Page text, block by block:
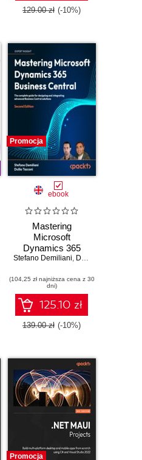
your business
129.00 zł (-10%)
Promocja
ebook
Mastering
Microsoft
Dynamics 365
Business Central.
guide for designing
and integrating
advanced
Business Central
solutions - Second
Stefano Demiliani, Duilio Tacconi
(104,25 zł najniższa cena z 30
dni)
125.10 zł
139.00 zł (-10%)
Promocja